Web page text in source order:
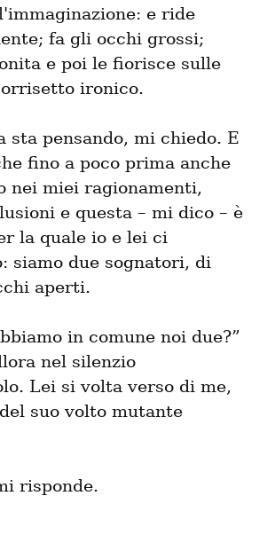
e ride
fa gli occhi grossi;
e poi le fiorisce sulle
ironico.
sta pensando, mi chiedo. E
fino a poco prima anche
nei miei ragionamenti,
e questa – mi dico – è
la quale io e lei ci
siamo due sognatori, di
aperti.
in comune noi due?”
nel silenzio
Lei si volta verso di me,
suo volto mutante
risponde.